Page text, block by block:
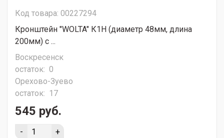
Код товара: 00227294
Кронштейн "WOLTA" К1Н (диаметр 48мм, длина
200мм) с ...
Воскресенск
остаток: 0
Орехово-Зуево
остаток: 17
545 руб.
- +